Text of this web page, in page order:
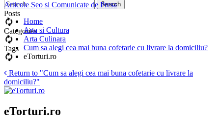
Posts
Categories
Tags
Articole Seo si Comunicate de Presa
Home
Arta si Cultura
Arta Culinara
Cum sa alegi cea mai buna cofetarie cu livrare la domiciliu?
eTorturi.ro
Return to "Cum sa alegi cea mai buna cofetarie cu livrare la
domiciliu?"
eTorturi.ro